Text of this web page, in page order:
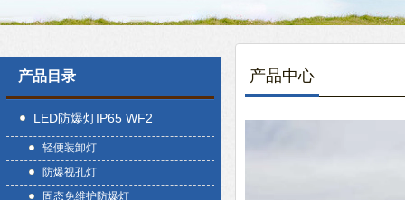
产品目录
LED防爆灯IP65 WF2
轻便装卸灯
防爆视孔灯
固态免维护防爆灯
产品中心